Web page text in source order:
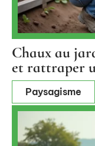
Chaux au
et rattraper
Paysagisme